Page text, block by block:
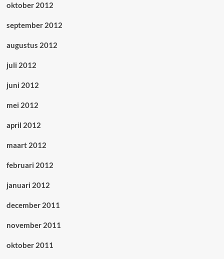
oktober 2012
september 2012
augustus 2012
juli 2012
juni 2012
mei 2012
april 2012
maart 2012
februari 2012
januari 2012
december 2011
november 2011
oktober 2011